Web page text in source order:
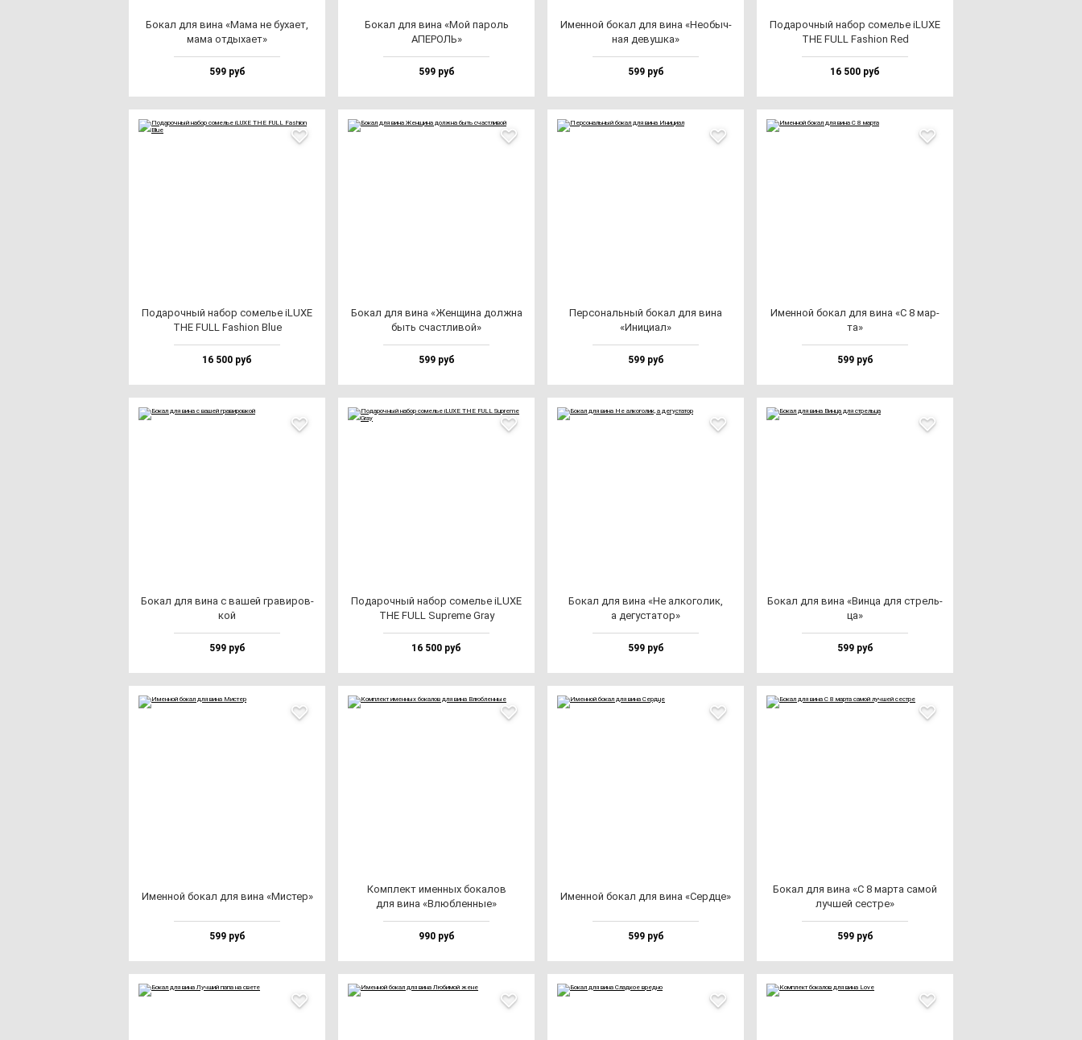
Бокал для ви­на «Мама не бу­ха­ет,
ма­ма от­ды­ха­ет»
599 руб
Бокал для ви­на «Мой па­роль
АПЕРОЛЬ»
599 руб
Имен­ной бо­кал для ви­на «Необыч­
ная де­вуш­ка»
599 руб
Пода­роч­ный на­бор со­мелье iLUXE
THE FULL Fas­hi­on Red
16 500 руб
Пода­роч­ный на­бор со­мелье iLUXE
THE FULL Fas­hi­on Blue
16 500 руб
Бокал для ви­на «Жен­щи­на дол­жна
быть счас­тли­вой»
599 руб
Пер­со­наль­ный бо­кал для ви­на
«Ини­ци­ал»
599 руб
Имен­ной бо­кал для ви­на «С 8 мар­
та»
599 руб
Бокал для ви­на с ва­шей гра­ви­ров­
кой
599 руб
Пода­роч­ный на­бор со­мелье iLUXE
THE FULL Sup­re­me Gray
16 500 руб
Бокал для ви­на «Не ал­ко­го­лик,
а де­гус­та­тор»
599 руб
Бокал для ви­на «Вин­ца для стрель­
ца»
599 руб
Имен­ной бо­кал для ви­на «Мис­тер»
599 руб
Ком­плект имен­ных бо­ка­лов
для ви­на «Влюб­лен­ные»
990 руб
Имен­ной бо­кал для ви­на «Сер­дце»
599 руб
Бокал для ви­на «С 8 мар­та са­мой
луч­шей сес­тре»
599 руб